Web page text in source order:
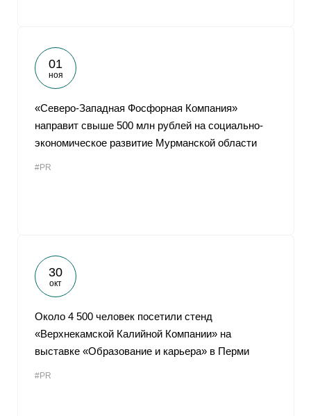
01
ноя
«Северо-Западная Фосфорная Компания»
направит свыше 500 млн рублей на социально-
экономическое развитие Мурманской области
#PR
30
окт
Около 4 500 человек посетили стенд
«Верхнекамской Калийной Компании» на
выставке «Образование и карьера» в Перми
#PR